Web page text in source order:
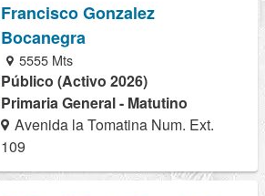
Francisco Gonzalez
Bocanegra
5555 Mts
Público (Activo 2026)
Primaria General - Matutino
Avenida la Tomatina Num. Ext.
109